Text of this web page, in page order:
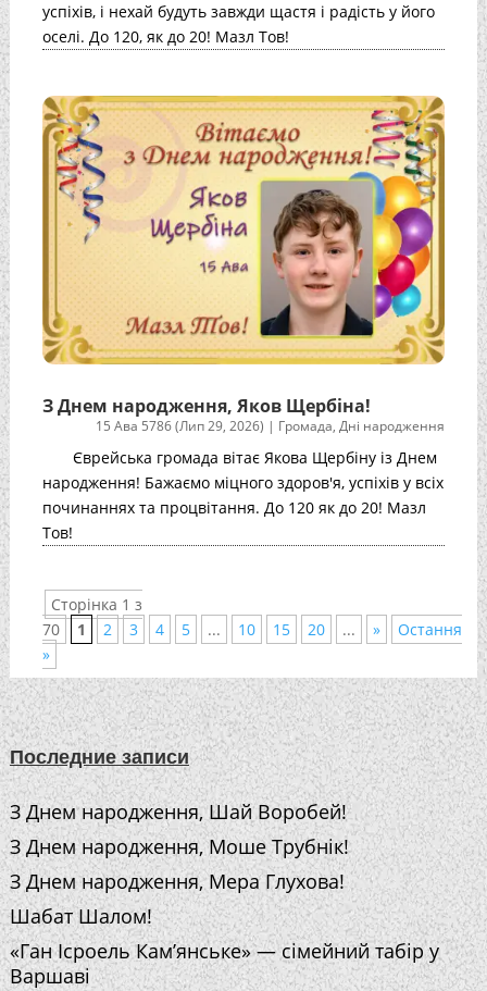
успіхів, і нехай будуть завжди щастя і радість у його
оселі. До 120, як до 20! Мазл Тов!
З Днем народження, Яков Щербіна!
15 Ава 5786 (Лип 29, 2026) | Громада,Дні народження
Єврейська громада вітає Якова Щербіну із Днем
народження! Бажаємо міцного здоров'я, успіхів у всіх
починаннях та процвітання. До 120 як до 20! Мазл
Тов!
Сторінка 1 з
70
1 2 3 4 5 ... 10 15 20 ... »
Остання
»
Последние записи
З Днем народження, Шай Воробей!
З Днем народження, Моше Трубнік!
З Днем народження, Мера Глухова!
Шабат Шалом!
«Ган Ісроель Кам’янське» — сімейний табір у
Варшаві